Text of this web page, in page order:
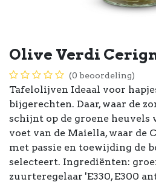
Olive Verdi
(0 beoordeling)
Tafelolijven Ideaal voor
bijgerechten. Daar, waar de
schijnt op de groene heuvels
voet van de Maiella, waar de
met passie en toewijding de
selecteert. Ingrediënten:
zuurteregelaar 'E330, E300